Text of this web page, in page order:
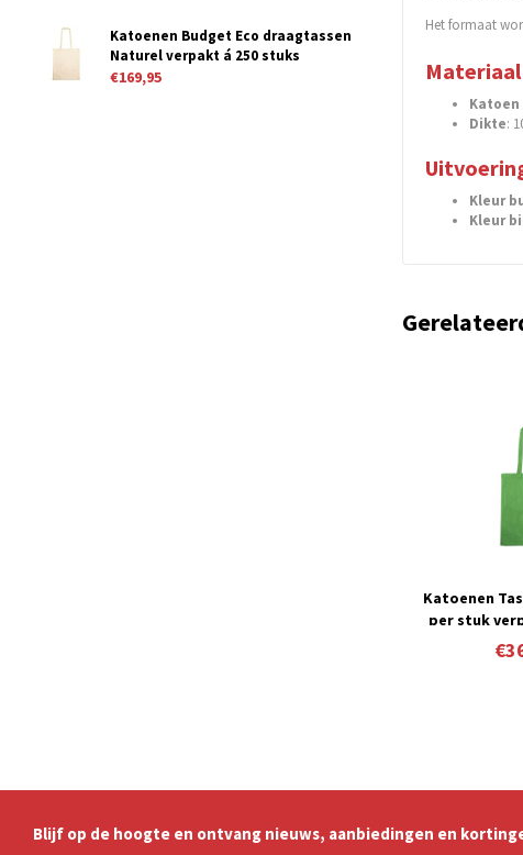
Katoenen Budget Eco draagtassen
Naturel verpakt á 250 stuks
€169,95
Het formaat
Materiaal
Katoen
Dikte:
Kleur
Kleur
Katoenen
per stuk
Blijf op de hoogte en ontvang nieuws, aanbiedingen en